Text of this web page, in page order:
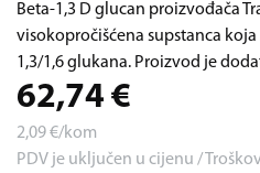
Beta-1,3 D glucan proizvođača
visokopročišćena supstanca
1,3/1,6 glukana. Proizvod je
62,74 €
2,09€/kom
PDV je uključen u cijenu /